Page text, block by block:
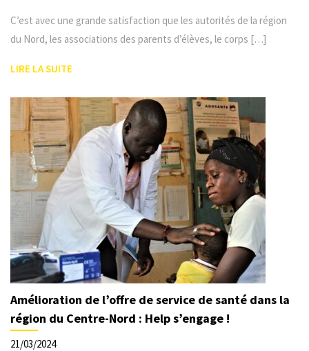
C’est avec une grande satisfaction que les autorités de la région
du Nord, les associations des parents d’élèves, le corps […]
LIRE LA SUITE
Amélioration de l’offre de service de santé dans la
région du Centre-Nord : Help s’engage !
21/03/2024